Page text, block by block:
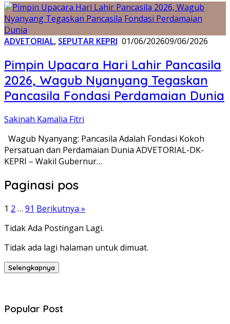
ADVETORIAL, SEPUTAR KEPRI 01/06/202609/06/2026
Pimpin Upacara Hari Lahir Pancasila
2026, Wagub Nyanyang Tegaskan
Pancasila Fondasi Perdamaian Dunia
Sakinah Kamalia Fitri
Wagub Nyanyang: Pancasila Adalah Fondasi Kokoh
Persatuan dan Perdamaian Dunia ADVETORIAL-DK-
KEPRI – Wakil Gubernur…
Paginasi pos
1 2 … 91 Berikutnya »
Tidak Ada Postingan Lagi.
Tidak ada lagi halaman untuk dimuat.
Selengkapnya
Popular Post